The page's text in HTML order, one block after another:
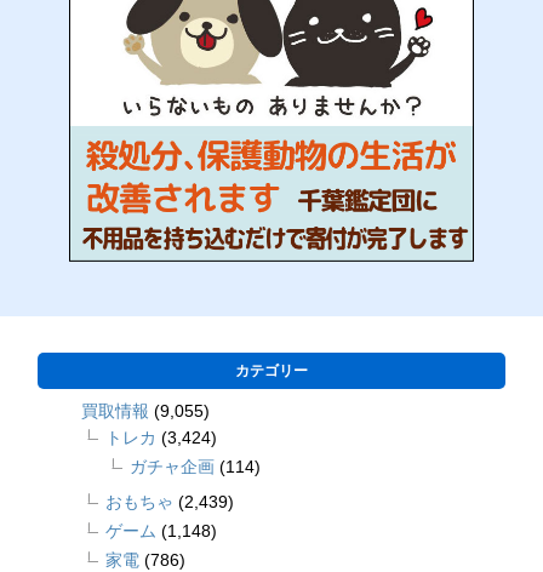
カテゴリー
買取情報 (9,055)
トレカ (3,424)
ガチャ企画 (114)
おもちゃ (2,439)
ゲーム (1,148)
家電 (786)